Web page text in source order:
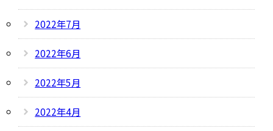
2022年7月
2022年6月
2022年5月
2022年4月